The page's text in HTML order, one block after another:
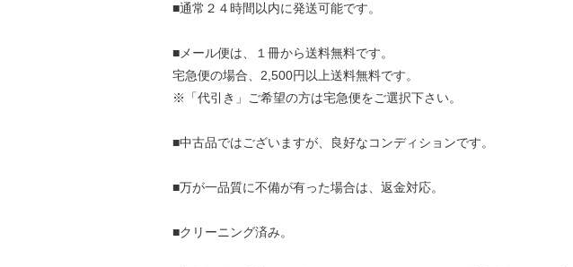
■通常２４時間以内に発送可能です。
■メール便は、１冊から送料無料です。
宅急便の場合、2,500円以上送料無料です。
※「代引き」ご希望の方は宅急便をご選択下さい。
■中古品ではございますが、良好なコンディションです。
■万が一品質に不備が有った場合は、返金対応。
■クリーニング済み。